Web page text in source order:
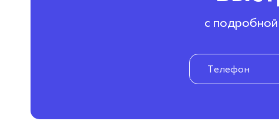
с